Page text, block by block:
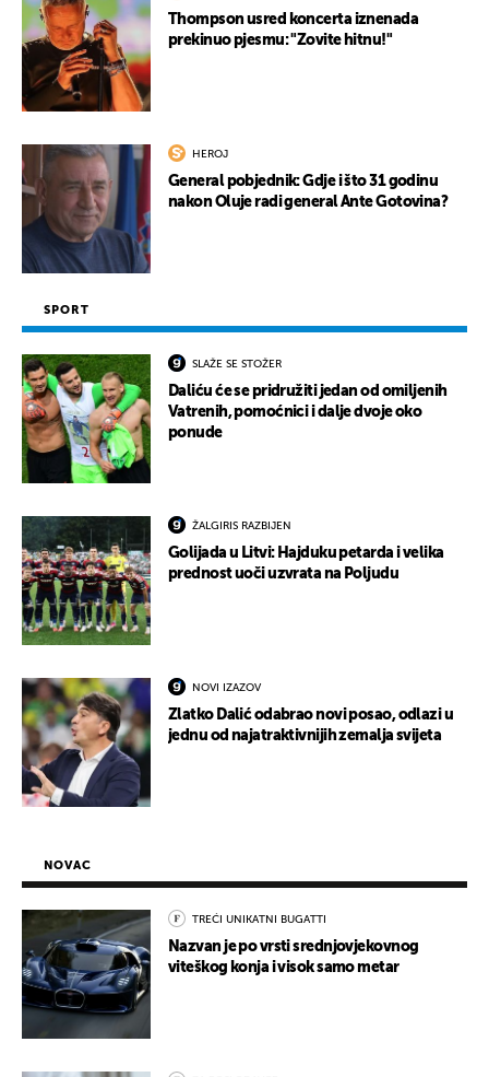
Thompson usred koncerta iznenada
prekinuo pjesmu: "Zovite hitnu!"
HEROJ
General pobjednik: Gdje i što 31 godinu
nakon Oluje radi general Ante Gotovina?
SPORT
SLAŽE SE STOŽER
Daliću će se pridružiti jedan od omiljenih
Vatrenih, pomoćnici i dalje dvoje oko
ponude
ŽALGIRIS RAZBIJEN
Golijada u Litvi: Hajduku petarda i velika
prednost uoči uzvrata na Poljudu
NOVI IZAZOV
Zlatko Dalić odabrao novi posao, odlazi u
jednu od najatraktivnijih zemalja svijeta
NOVAC
TREĆI UNIKATNI BUGATTI
Nazvan je po vrsti srednjovjekovnog
viteškog konja i visok samo metar